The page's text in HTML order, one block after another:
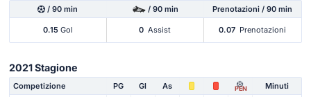
/ 90 min / 90 min Prenotazioni / 90 min
0.15Gol 0 Assist 0.07 Prenotazioni
2021 Stagione
Competizione PG Gl As PEN Minuti